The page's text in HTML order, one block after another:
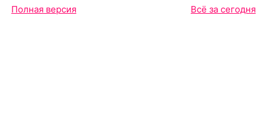
Полная версия Всё за сегодня